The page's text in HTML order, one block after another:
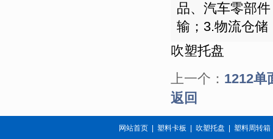
品、汽车零部
输；3.物流仓储
吹塑托盘
上一个： 1212单
返回
网站首页 塑料卡板 吹塑托盘 塑料周转箱